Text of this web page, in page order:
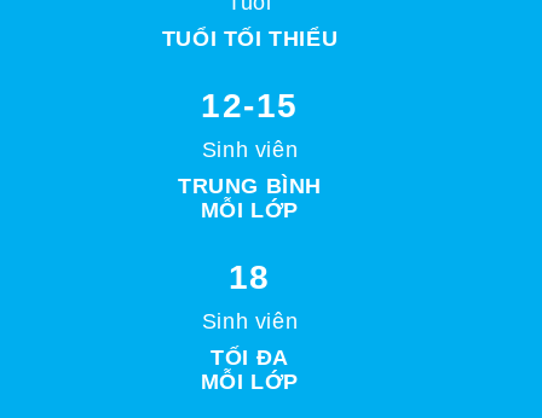
TUỔI TỐI THIỂU
12-15
Sinh viên
TRUNG BÌNH
MỖI LỚP
18
Sinh viên
TỐI ĐA
MỖI LỚP